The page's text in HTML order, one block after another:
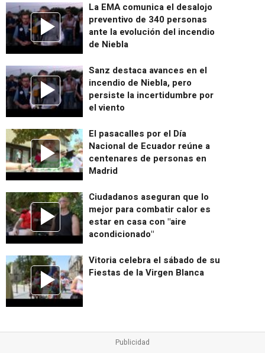
La EMA comunica el desalojo
preventivo de 340 personas
ante la evolución del incendio
de Niebla
Sanz destaca avances en el
incendio de Niebla, pero
persiste la incertidumbre por
el viento
El pasacalles por el Día
Nacional de Ecuador reúne a
centenares de personas en
Madrid
Ciudadanos aseguran que lo
mejor para combatir calor es
estar en casa con "aire
acondicionado"
Vitoria celebra el sábado de su
Fiestas de la Virgen Blanca